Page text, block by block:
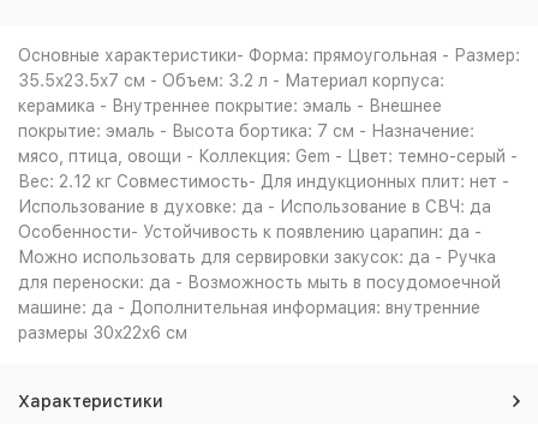
Основные характеристики- Форма: прямоугольная - Размер:
35.5x23.5x7 см - Объем: 3.2 л - Материал корпуса:
керамика - Внутреннее покрытие: эмаль - Внешнее
покрытие: эмаль - Высота бортика: 7 см - Назначение:
мясо, птица, овощи - Коллекция: Gem - Цвет: темно-серый -
Вес: 2.12 кг Совместимость- Для индукционных плит: нет -
Использование в духовке: да - Использование в СВЧ: да
Особенности- Устойчивость к появлению царапин: да -
Можно использовать для сервировки закусок: да - Ручка
для переноски: да - Возможность мыть в посудомоечной
машине: да - Дополнительная информация: внутренние
размеры 30x22x6 см
Характеристики